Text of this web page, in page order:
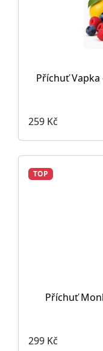
Příchuť Vapka
259 Kč
TOP
Příchuť
299 Kč